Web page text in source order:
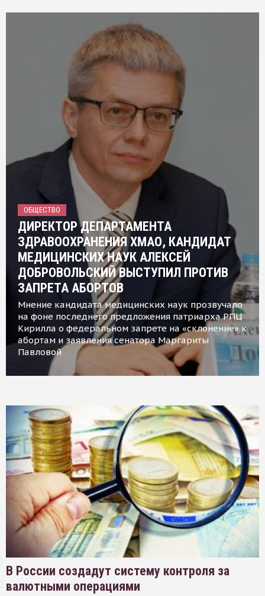
ОБЩЕСТВО
ДИРЕКТОР ДЕПАРТАМЕНТА
ЗДРАВООХРАНЕНИЯ ХМАО, КАНДИДАТ
МЕДИЦИНСКИХ НАУК АЛЕКСЕЙ
ДОБРОВОЛЬСКИЙ ВЫСТУПИЛ ПРОТИВ
ЗАПРЕТА АБОРТОВ
Мнение кандидата медицинских наук прозвучало
на фоне последнего предложения патриарха РПЦ
Кирилла о федеральном запрете на «склонение» к
абортам и заявления сенатора Маргариты
Павловой
В России создадут систему контроля за
валютными операциями